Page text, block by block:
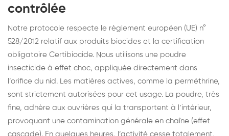
contrôlée
Notre protocole respecte le règlement européen (UE) n°
528/2012 relatif aux produits biocides et la certification
obligatoire Certibiocide. Nous utilisons une poudre
insecticide à effet choc, appliquée directement dans
l’orifice du nid. Les matières actives, comme la perméthrine,
sont strictement autorisées pour cet usage. La poudre, très
fine, adhère aux ouvrières qui la transportent à l’intérieur,
provoquant une contamination générale en chaîne (effet
cascade). En quelques heures, l’activité cesse totalement,